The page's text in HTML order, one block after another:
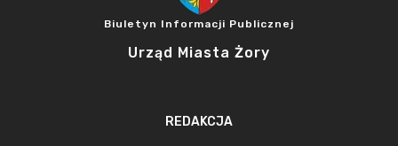
Biuletyn Informacji Publicznej
Urząd Miasta Żory
REDAKCJA